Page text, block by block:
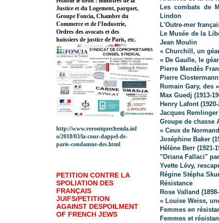
Les combats de
Lindon
L'Outre-mer
Le Musée de la
Jean Moulin
« Churchill, un
« De Gaulle, le
Pierre Mendès
Pierre Clostermann
Romain Gary, des
Max Guedj (1913-
Henry Lafont (1920-
Jacques Remlinger
Groupe de chasse
« Ceux de
Joséphine Baker
Hélène Berr (1921-
"Oriana Fallaci"
Yvette Lévy,
Régine Stépha
Résistance
Rose Valland
« Louise Weiss,
Femmes en
Femmes et
Justice et du Logement, parquet,
Groupe Foncia, Chambre du
Commerce et de l’Industrie,
Ordres des avocats et des
huissiers de justice de Paris, etc.
http://www.veroniquechemla.inf
o/2018/03/la-cour-dappel-de-
paris-condamne-des.html
PETITION CONTRE LA
SPOLIATION DES
FRANÇAIS
JUIFS/PETITION
AGAINST DESPOILMENT
OF FRENCH JEWS